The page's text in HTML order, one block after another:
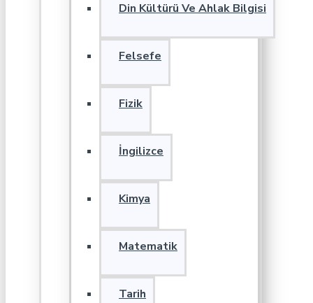
Din Kültürü Ve Ahlak Bilgisi
Felsefe
Fizik
İngilizce
Kimya
Matematik
Tarih